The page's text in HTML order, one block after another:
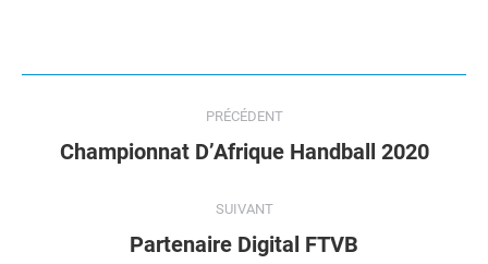
de
commentaire
PRÉCÉDENT
Onglet
Championnat D’Afrique Handball 2020
SUIVANT
Projets
Partenaire Digital FTVB